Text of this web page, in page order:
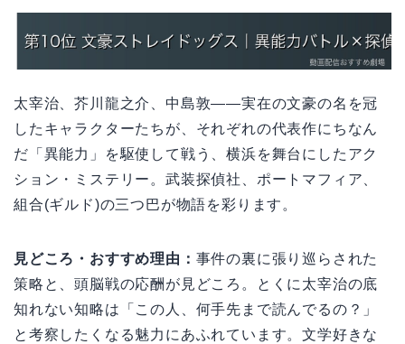
太宰治、芥川龍之介、中島敦——実在の文豪の名を冠
したキャラクターたちが、それぞれの代表作にちなん
だ「異能力」を駆使して戦う、横浜を舞台にしたアク
ション・ミステリー。武装探偵社、ポートマフィア、
組合(ギルド)の三つ巴が物語を彩ります。
見どころ・おすすめ理由： 事件の裏に張り巡らされた
策略と、頭脳戦の応酬が見どころ。とくに太宰治の底
知れない知略は「この人、何手先まで読んでるの？」
と考察したくなる魅力にあふれています。文学好きな